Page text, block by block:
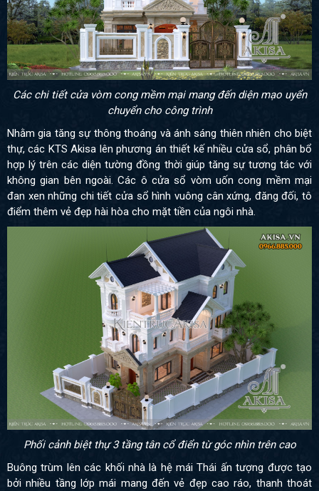
Các chi tiết cửa vòm cong mềm mại mang đến diện mạo uyển
chuyển cho công trình
Nhằm gia tăng sự thông thoáng và ánh sáng thiên nhiên cho biệt
thự, các KTS Akisa lên phương án thiết kế nhiều cửa sổ, phân bổ
hợp lý trên các diện tường đồng thời giúp tăng sự tương tác với
không gian bên ngoài. Các ô cửa sổ vòm uốn cong mềm mại
đan xen những chi tiết cửa sổ hình vuông cân xứng, đăng đối, tô
điểm thêm vẻ đẹp hài hòa cho mặt tiền của ngôi nhà.
Phối cảnh biệt thự 3 tầng tân cổ điển từ góc nhìn trên cao
Buông trùm lên các khối nhà là hệ mái Thái ấn tượng được tạo
bởi nhiều tầng lớp mái mang đến vẻ đẹp cao ráo, thanh thoát